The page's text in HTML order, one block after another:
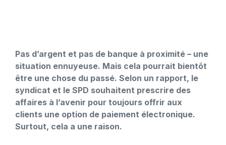
Pas d’argent et pas de banque à proximité – une
situation ennuyeuse. Mais cela pourrait bientôt
être une chose du passé. Selon un rapport, le
syndicat et le SPD souhaitent prescrire des
affaires à l’avenir pour toujours offrir aux
clients une option de paiement électronique.
Surtout, cela a une raison.